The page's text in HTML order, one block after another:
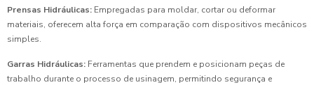
Prensas Hidráulicas: Empregadas para moldar, cortar ou deformar
materiais, oferecem alta força em comparação com dispositivos mecânicos
simples.
Garras Hidráulicas: Ferramentas que prendem e posicionam peças de
trabalho durante o processo de usinagem, permitindo segurança e